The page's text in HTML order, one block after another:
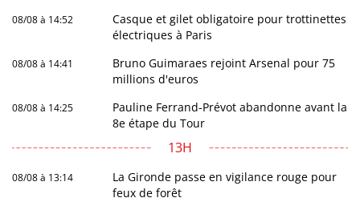
08/08 à 14:52
Casque et gilet obligatoire pour trottinettes
électriques à Paris
08/08 à 14:41
Bruno Guimaraes rejoint Arsenal pour 75
millions d'euros
08/08 à 14:25
Pauline Ferrand-Prévot abandonne avant la
8e étape du Tour
13H
08/08 à 13:14
La Gironde passe en vigilance rouge pour
feux de forêt